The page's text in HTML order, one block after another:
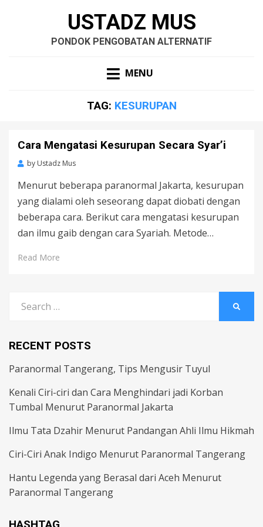
USTADZ MUS
PONDOK PENGOBATAN ALTERNATIF
MENU
TAG: KESURUPAN
Cara Mengatasi Kesurupan Secara Syar’i
by Ustadz Mus
Menurut beberapa paranormal Jakarta, kesurupan
yang dialami oleh seseorang dapat diobati dengan
beberapa cara. Berikut cara mengatasi kesurupan
dan ilmu gaib dengan cara Syariah. Metode…
Read More
for:
RECENT POSTS
Paranormal Tangerang, Tips Mengusir Tuyul
Kenali Ciri-ciri dan Cara Menghindari jadi Korban
Tumbal Menurut Paranormal Jakarta
Ilmu Tata Dzahir Menurut Pandangan Ahli Ilmu Hikmah
Ciri-Ciri Anak Indigo Menurut Paranormal Tangerang
Hantu Legenda yang Berasal dari Aceh Menurut
Paranormal Tangerang